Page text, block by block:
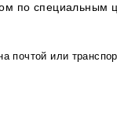
по специальным
почтой или